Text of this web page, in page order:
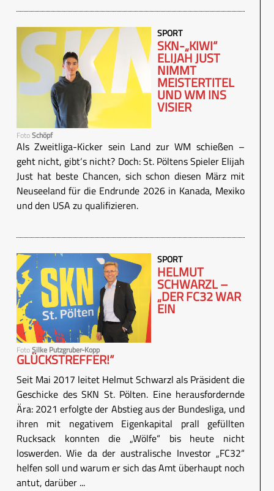
FotoSchöpf
SPORT
SKN-„KIWI“
ELIJAH JUST
NIMMT
MEISTERTITEL
UND WM INS
VISIER
Als Zweitliga-Kicker sein Land zur WM schießen –
geht nicht, gibt‘s nicht? Doch: St. Pöltens Spieler Elijah
Just hat beste Chancen, sich schon diesen März mit
Neuseeland für die Endrunde 2026 in Kanada, Mexiko
und den USA zu qualifizieren.
FotoSilke Putzgruber-Kopp
SPORT
HELMUT
SCHWARZL –
„DER FC32 WAR
EIN
GLÜCKSTREFFER!“
Seit Mai 2017 leitet Helmut Schwarzl als Präsident die
Geschicke des SKN St. Pölten. Eine herausfordernde
Ära: 2021 erfolgte der Abstieg aus der Bundesliga, und
ihren mit negativem Eigenkapital prall gefüllten
Rucksack konnten die „Wölfe“ bis heute nicht
loswerden. Wie da der australische Investor „FC32“
helfen soll und warum er sich das Amt überhaupt noch
antut, darüber ...